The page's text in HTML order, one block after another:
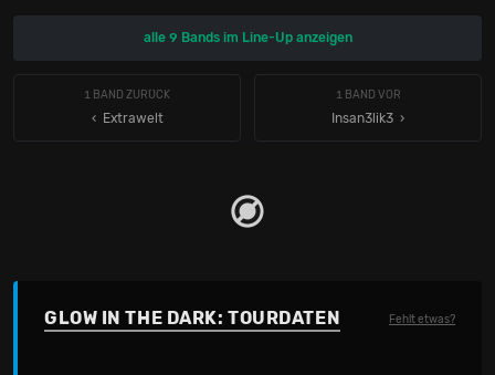
alle 9 Bands im Line-Up anzeigen
1 BAND ZURÜCK
‹ Extrawelt
1 BAND VOR
Insan3lik3
GLOW IN THE DARK: TOURDATEN Fehlt etwas?